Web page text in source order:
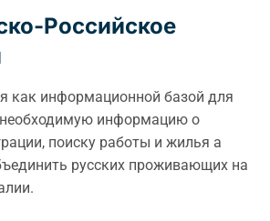
Российское
как информационной базой для
информацию о
поиску работы и жилья а
русских проживающих на